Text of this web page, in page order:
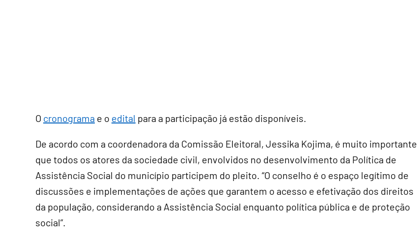
O cronograma e o edital para a participação já estão disponíveis.
De acordo com a coordenadora da Comissão Eleitoral, Jessika Kojima, é muito importante
que todos os atores da sociedade civil, envolvidos no desenvolvimento da Política de
Assistência Social do município participem do pleito. “O conselho é o espaço legítimo de
discussões e implementações de ações que garantem o acesso e efetivação dos direitos
da população, considerando a Assistência Social enquanto política pública e de proteção
social”.